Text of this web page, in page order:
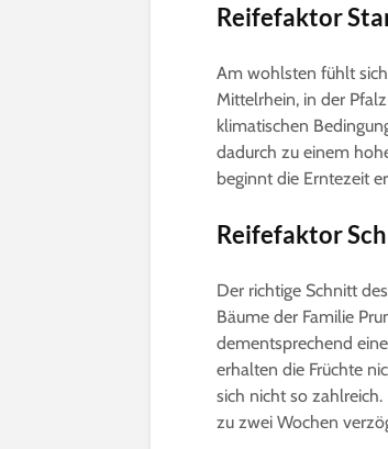
Reifefaktor
Am wohlsten fühlt
Mittelrhein, in der
klimatischen
dadurch zu einem
beginnt die Erntezeit
Reifefaktor
Der richtige Schnitt
Bäume der Familie
dementsprechend
erhalten die Früchte
sich nicht so
zu zwei Wochen